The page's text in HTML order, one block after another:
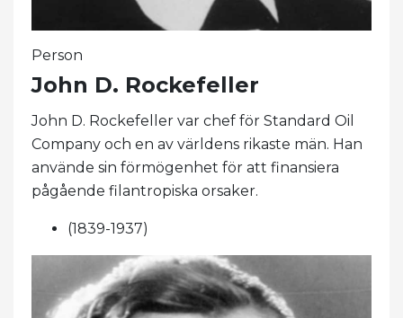
Person
John D. Rockefeller
John D. Rockefeller var chef för Standard Oil
Company och en av världens rikaste män. Han
använde sin förmögenhet för att finansiera
pågående filantropiska orsaker.
(1839-1937)